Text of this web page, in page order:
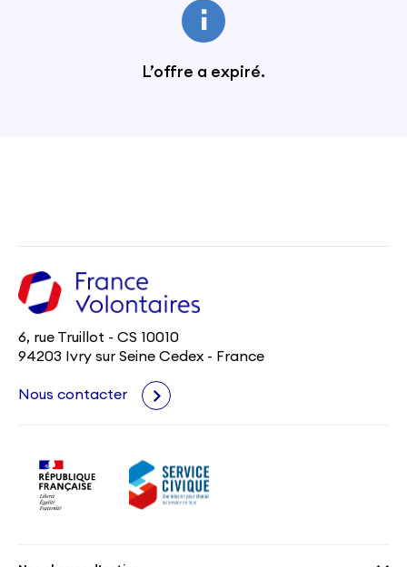
L’offre a expiré.
6, rue Truillot - CS 10010
94203 Ivry sur Seine Cedex - France
Nous contacter